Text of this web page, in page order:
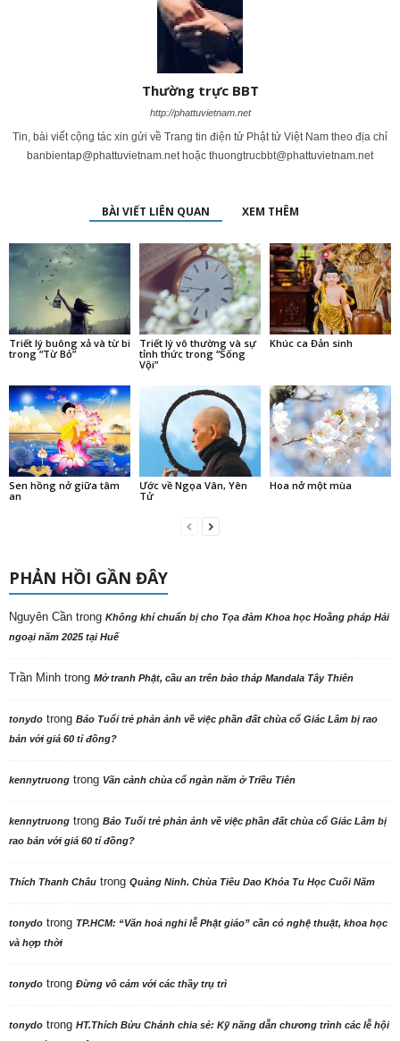
Thường trực BBT
http://phattuvietnam.net
Tin, bài viết cộng tác xin gửi về Trang tin điện tử Phật tử Việt Nam theo địa chỉ
banbientap@phattuvietnam.nethoặc thuongtrucbbt@phattuvietnam.net
BÀI VIẾT LIÊN QUAN XEM THÊM
Triết lý buông xả và từ bi
trong “Từ Bỏ”
Triết lý vô thường và sự
tỉnh thức trong “Sống
Vội”
Khúc ca Đản sinh
Sen hồng nở giữa tâm
an
Ước về Ngọa Vân, Yên
Tử
Hoa nở một mùa
PHẢN HỒI GẦN ĐÂY
Nguyên Cần trong Không khí chuẩn bị cho Tọa đàm Khoa học Hoằng pháp Hải
ngoại năm 2025 tại Huế
Trần Minh trong Mở tranh Phật, cầu an trên bảo tháp Mandala Tây Thiên
tonydo trong Báo Tuổi trẻ phản ảnh về việc phần đất chùa cổ Giác Lâm bị rao
bán với giá 60 tỉ đồng?
kennytruong trong Vãn cảnh chùa cổ ngàn năm ở Triều Tiên
kennytruong trong Báo Tuổi trẻ phản ảnh về việc phần đất chùa cổ Giác Lâm bị
rao bán với giá 60 tỉ đồng?
Thích Thanh Châu trong Quảng Ninh. Chùa Tiêu Dao Khóa Tu Học Cuối Năm
tonydo trong TP.HCM: “Văn hoá nghi lễ Phật giáo” cần có nghệ thuật, khoa học
và hợp thời
tonydo trong Đừng vô cảm với các thầy trụ trì
tonydo trong HT.Thích Bửu Chánh chia sẻ: Kỹ năng dẫn chương trình các lễ hội